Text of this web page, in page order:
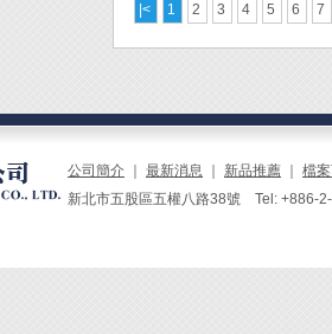
|< 1 2 3 4 5 6 7
公司簡介 最新消息 新品推薦
檔
新北市五股區五權八路38號 Tel: